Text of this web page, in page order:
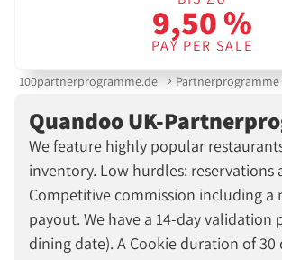
9,50 %
PAY PER SALE
100partnerprogramme.de Partnerprogramme
Quandoo UK-
We feature highly popular
inventory. Low hurdles: reservations
Competitive commission including
payout. We have a 14-day validation
dining date). A Cookie duration of 30